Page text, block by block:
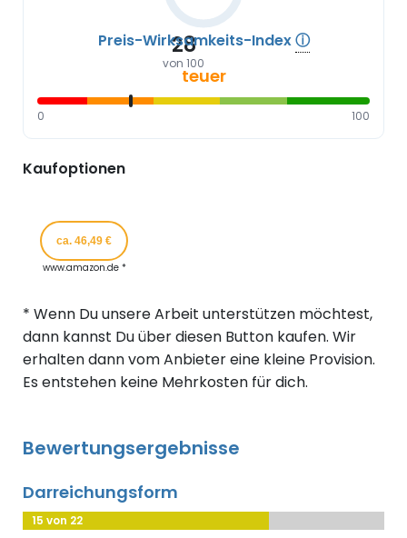
28
von 100
Preis-Wirksamkeits-Indexⓘ
teuer
0 100
Kaufoptionen
ca. 46,49 €
www.amazon.de *
* Wenn Du unsere Arbeit unterstützen möchtest,
dann kannst Du über diesen Button kaufen. Wir
erhalten dann vom Anbieter eine kleine Provision.
Es entstehen keine Mehrkosten für dich.
Bewertungsergebnisse
Darreichungsform
15 von 22